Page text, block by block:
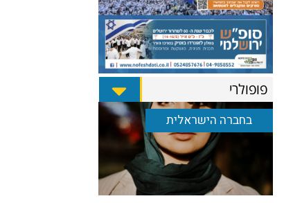
פופולרי
בחברה הישראלית